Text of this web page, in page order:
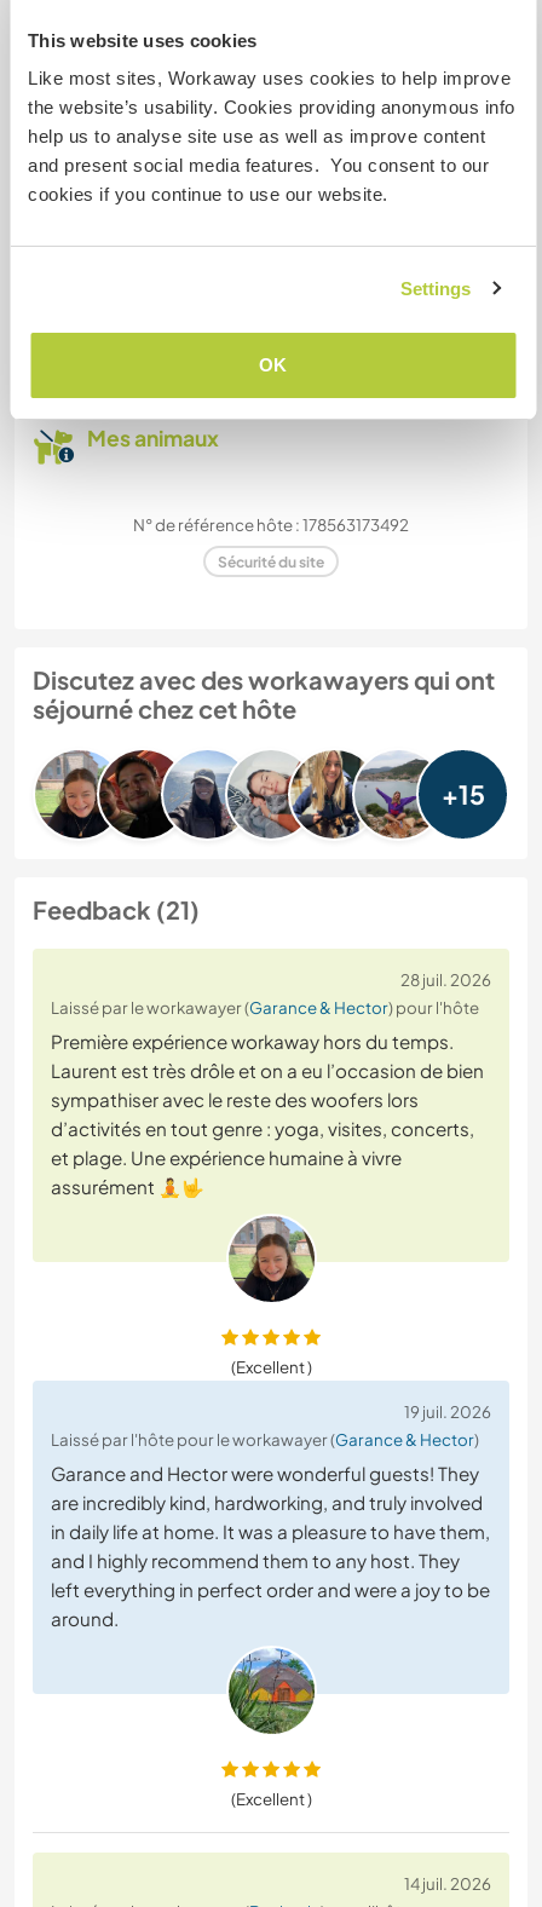
This website uses cookies
Like most sites, Workaway uses cookies to help improve
the website’s usability. Cookies providing anonymous info
help us to analyse site use as well as improve content
and present social media features. You consent to our
cookies if you continue to use our website.
Settings
OK
faciliter leur travail.
Espace pour garer des vans
Possibilité de garer les véhicules en securité
Mes animaux
N° de référence hôte : 178563173492
Sécurité du site
Discutez avec des workawayers qui ont
séjourné chez cet hôte
+15
Feedback (21)
28 juil. 2026
Laissé par le workawayer (Garance & Hector) pour l'hôte
Première expérience workaway hors du temps.
Laurent est très drôle et on a eu l’occasion de bien
sympathiser avec le reste des woofers lors
d’activités en tout genre : yoga, visites, concerts,
et plage. Une expérience humaine à vivre
assurément 🧘🤟
(Excellent )
19 juil. 2026
Laissé par l'hôte pour le workawayer (Garance & Hector)
Garance and Hector were wonderful guests! They
are incredibly kind, hardworking, and truly involved
in daily life at home. It was a pleasure to have them,
and I highly recommend them to any host. They
left everything in perfect order and were a joy to be
around.
(Excellent )
14 juil. 2026